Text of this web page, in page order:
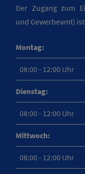
Der Zugang zum
und Gewerbeamt)
Montag:
08:00 - 12:00 Uhr
Dienstag:
08:00 - 12:00 Uhr
Mittwoch:
08:00 - 12:00 Uhr